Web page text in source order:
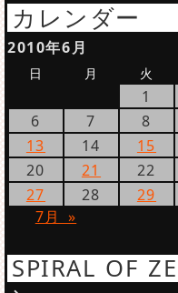
カレンダー
2010年6月
日 月 火
1
6
7 8
13
14 15
20
21 22
27
28 29
7月 »
SPIRAL OF